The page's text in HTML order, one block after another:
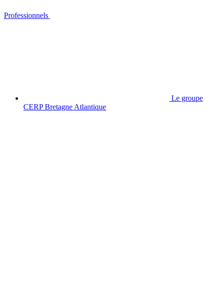
Professionnels
Le groupe
CERP Bretagne Atlantique